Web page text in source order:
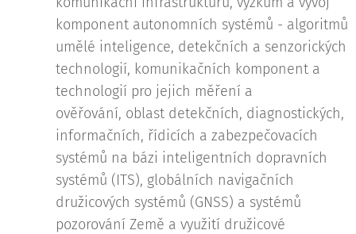
komponent autonomních systémů - algoritmů
umělé inteligence, detekčních a senzorických
technologií, komunikačních komponent a
technologií pro jejich měření a
ověřování, oblast detekčních, diagnostických,
informačních, řídicích a zabezpečovacích
systémů na bázi inteligentních dopravních
systémů (ITS), globálních navigačních
družicových systémů (GNSS) a systémů
pozorování Země a využití družicové